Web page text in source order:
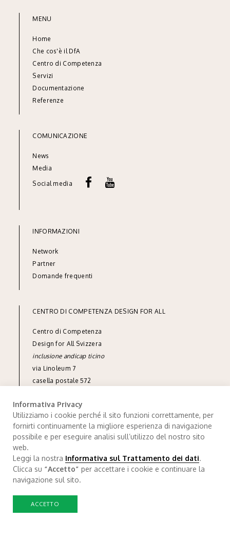
MENU
Home
Che cos'è il DfA
Centro di Competenza
Servizi
Documentazione
Referenze
COMUNICAZIONE
News
Media
Social media
INFORMAZIONI
Network
Partner
Domande frequenti
CENTRO DI COMPETENZA DESIGN FOR ALL
Centro di Competenza
Design for All Svizzera
inclusione andicap ticino
via Linoleum 7
casella postale 572
tel+41 91 850 90 90
info@designforall.ch
Trattamento dei dati.Credits
Informativa Privacy
Utilizziamo i cookie perché il sito funzioni correttamente, per
fornirti continuamente la migliore esperienza di navigazione
possibile e per eseguire analisi sull’utilizzo del nostro sito
web.
Leggi la nostra Informativa sul Trattamento dei dati.
Clicca su “Accetto” per accettare i cookie e continuare la
navigazione sul sito.
ACCETTO